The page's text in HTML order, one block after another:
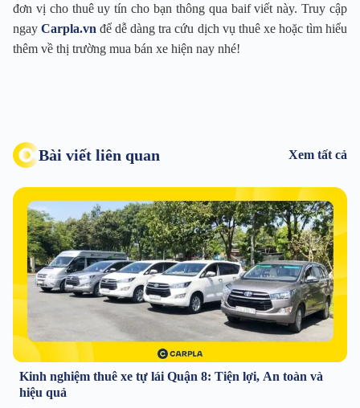
đơn vị cho thuê uy tín cho bạn thông qua baif viết này. Truy cập
ngayCarpla.vn để dễ dàng tra cứu dịch vụ thuê xe hoặc tìm hiểu
thêm về thị trường mua bán xe hiện nay nhé!
Bài viết liên quan Xem tất cả
Kinh nghiệm thuê xe tự lái Quận 8: Tiện lợi, An toàn và
hiệu quả